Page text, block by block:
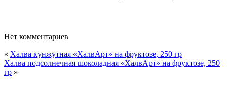
Нет комментариев
« Халва кунжутная «ХалвАрт» на фруктозе, 250 гр
Халва подсолнечная шоколадная «ХалвАрт» на фруктозе, 250
гр »